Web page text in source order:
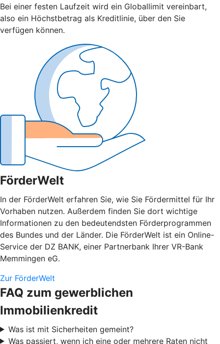
Bei einer festen Laufzeit wird ein Globallimit vereinbart,
also ein Höchstbetrag als Kreditlinie, über den Sie
verfügen können.
FörderWelt
In der FörderWelt erfahren Sie, wie Sie Fördermittel für Ihr
Vorhaben nutzen. Außerdem finden Sie dort wichtige
Informationen zu den bedeutendsten Förderprogrammen
des Bundes und der Länder. Die FörderWelt ist ein Online-
Service der DZ BANK, einer Partnerbank Ihrer VR-Bank
Memmingen eG.
Zur FörderWelt
FAQ zum gewerblichen
Immobilienkredit
Was ist mit Sicherheiten gemeint?
Was passiert, wenn ich eine oder mehrere Raten nicht